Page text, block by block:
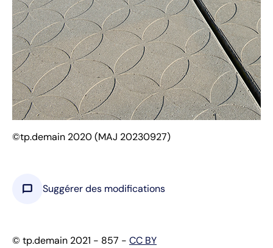
©tp.demain 2020 (MAJ 20230927)
chat_bubble Suggérer des modifications
© tp.demain 2021 - 857 - CC BY